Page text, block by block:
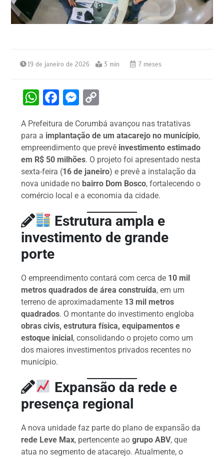
19 de janeiro de 2026 3 min 7 meses
W
at
s
A
p
p
F
c
e
b
o
o
M
s
s
e
n
g
er
p
y
Li
n
k
A Prefeitura de Corumbá avançou nas tratativas
para a implantação de um atacarejo no município,
empreendimento que prevê investimento estimado
em R$ 50 milhões. O projeto foi apresentado nesta
sexta-feira (16 de janeiro) e prevê a instalação da
nova unidade no bairro Dom Bosco, fortalecendo o
comércio local e a economia da cidade.
Estrutura ampla e
investimento de grande
porte
O empreendimento contará com cerca de 10 mil
metros quadrados de área construída, em um
terreno de aproximadamente 13 mil metros
quadrados. O montante do investimento engloba
obras civis, estrutura física, equipamentos e
estoque inicial, consolidando o projeto como um
dos maiores investimentos privados recentes no
município.
Expansão da rede e
presença regional
A nova unidade faz parte do plano de expansão da
rede Leve Max, pertencente aogrupo ABV, que
atua no segmento de atacarejo. Atualmente, o